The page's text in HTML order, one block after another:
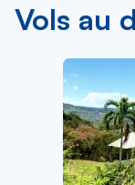
Vols au